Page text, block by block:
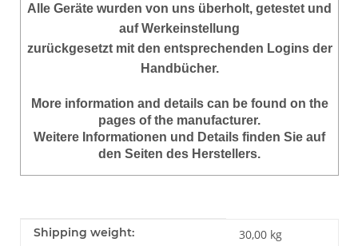
Alle Geräte wurden von uns überholt, getestet und
auf Werkeinstellung
zurückgesetzt mit den entsprechenden Logins der
Handbücher.
More information and details can be found on the
pages of the manufacturer.
Weitere Informationen und Details finden Sie auf
den Seiten des Herstellers.
Item information
Value
Shipping weight: 30,00 kg